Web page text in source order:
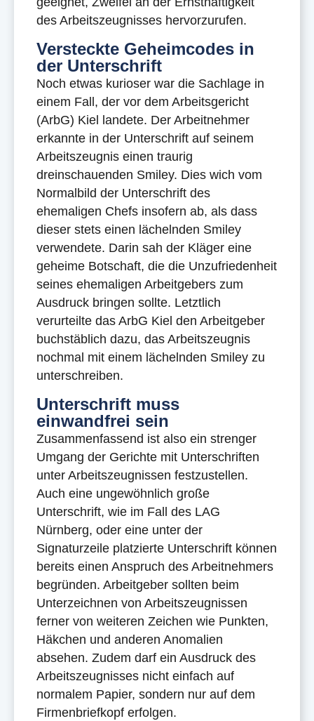
des Arbeitszeugnisses hervorzurufen.
Versteckte Geheimcodes in
der Unterschrift
Noch etwas kurioser war die Sachlage in
einem Fall, der vor dem Arbeitsgericht
(ArbG) Kiel landete. Der Arbeitnehmer
erkannte in der Unterschrift auf seinem
Arbeitszeugnis einen traurig
dreinschauenden Smiley. Dies wich vom
Normalbild der Unterschrift des
ehemaligen Chefs insofern ab, als dass
dieser stets einen lächelnden Smiley
verwendete. Darin sah der Kläger eine
geheime Botschaft, die die Unzufriedenheit
seines ehemaligen Arbeitgebers zum
Ausdruck bringen sollte. Letztlich
verurteilte das ArbG Kiel den Arbeitgeber
buchstäblich dazu, das Arbeitszeugnis
nochmal mit einem lächelnden Smiley zu
unterschreiben.
Unterschrift muss
einwandfrei sein
Zusammenfassend ist also ein strenger
Umgang der Gerichte mit Unterschriften
unter Arbeitszeugnissen festzustellen.
Auch eine ungewöhnlich große
Unterschrift, wie im Fall des LAG
Nürnberg, oder eine unter der
Signaturzeile platzierte Unterschrift können
bereits einen Anspruch des Arbeitnehmers
begründen. Arbeitgeber sollten beim
Unterzeichnen von Arbeitszeugnissen
ferner von weiteren Zeichen wie Punkten,
Häkchen und anderen Anomalien
absehen. Zudem darf ein Ausdruck des
Arbeitszeugnisses nicht einfach auf
normalem Papier, sondern nur auf dem
Firmenbriefkopf erfolgen.